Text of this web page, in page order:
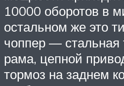
10000 оборотов в
остальном же это
чоппер — стальная
рама, цепной
тормоз на заднем